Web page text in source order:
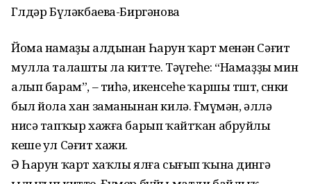
Гөлдәр Бүләкбаева-Биргәнова
Йома намаҙы алдынан Һарун ҡарт менән Сәғит
мулла талашты ла китте. Тәүгеһе: “Намаҙҙы мин
алып барам”, – тиһә, икенсеһе ҡаршы төштө, сөнки
был йола хан заманынан килә. Ғөмүмән, әллә
нисә тапҡыр хажға барып ҡайтҡан абруйлы
кеше ул Сәғит хажи.
Ә Һарун ҡарт хаҡлы ялға сығып ҡына дингә